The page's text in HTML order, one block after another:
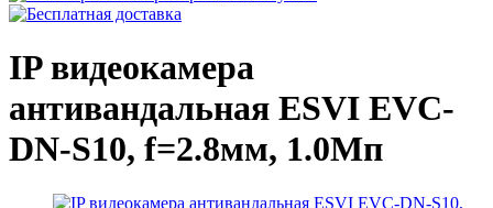
IP видеокамера
антивандальная ESVI EVC-
DN-S10, f=2.8мм, 1.0Мп